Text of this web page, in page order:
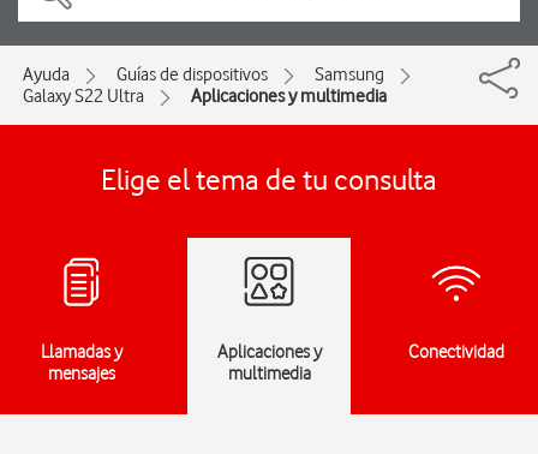
Ayuda Guías de dispositivos
Samsung
Galaxy S22 Ultra
Aplicaciones y multimedia
Elige el tema de tu consulta
Llamadas y
mensajes
Aplicaciones y
multimedia
Conectividad